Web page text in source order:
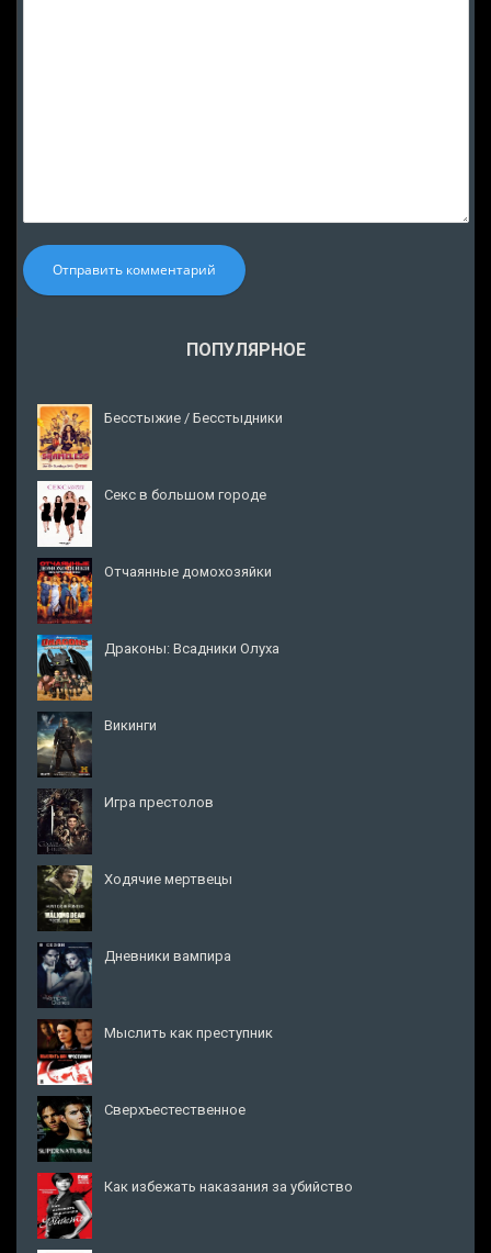
Отправить комментарий
ПОПУЛЯРНОЕ
Бесстыжие / Бесстыдники
Секс в большом городе
Отчаянные домохозяйки
Драконы: Всадники Олуха
Викинги
Игра престолов
Ходячие мертвецы
Дневники вампира
Мыслить как преступник
Сверхъестественное
Как избежать наказания за убийство